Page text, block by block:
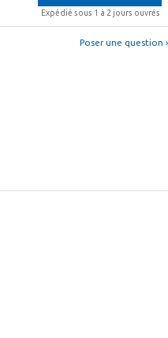
Expédié sous 1 à 2 jours ouvrés
Poser une question